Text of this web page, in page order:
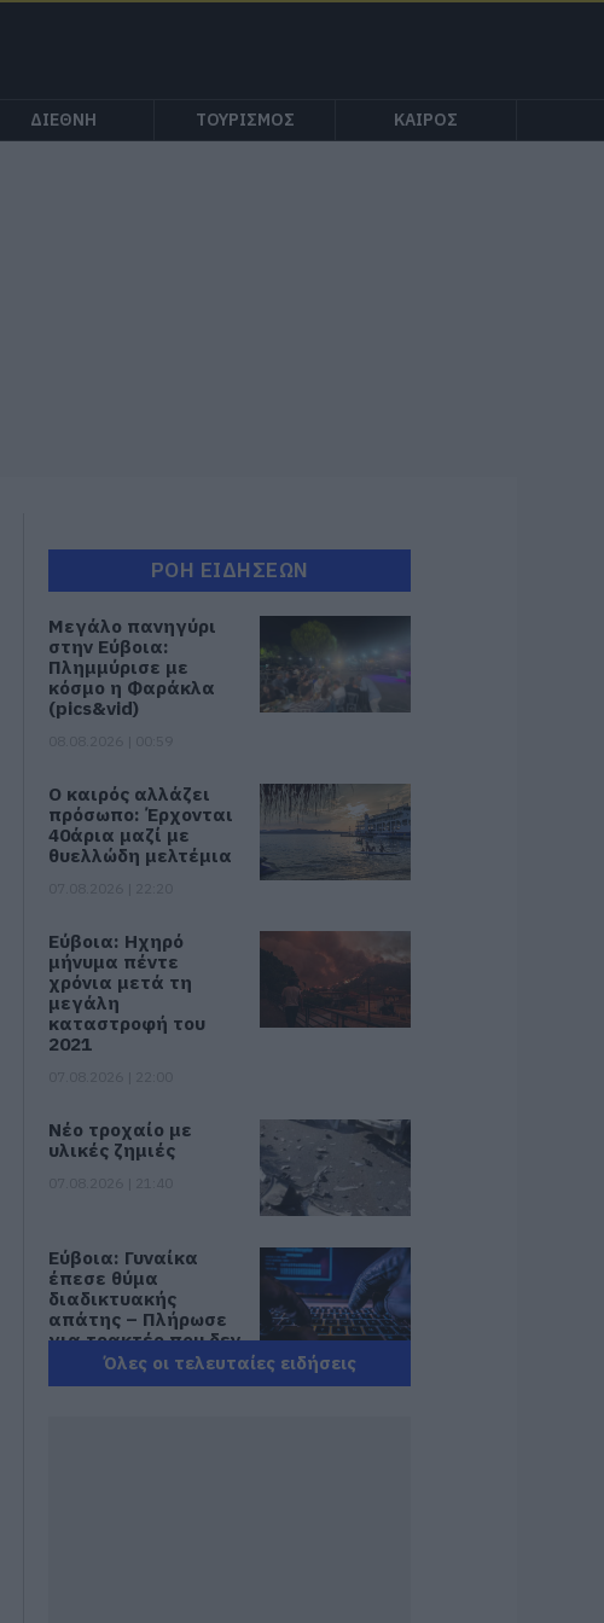
ΔΙΕΘΝΗ ΤΟΥΡΙΣΜΟΣ ΚΑΙΡΟΣ
ΡΟΗ ΕΙΔΗΣΕΩΝ
Μεγάλο πανηγύρι
στην Εύβοια:
Πλημμύρισε με
κόσμο η Φαράκλα
(pics&vid)
Ο καιρός αλλάζει
πρόσωπο: Έρχονται
40άρια μαζί με
θυελλώδη μελτέμια
Εύβοια: Ηχηρό
μήνυμα πέντε
χρόνια μετά τη
μεγάλη
καταστροφή του
2021
Νέο τροχαίο με
υλικές ζημιές
Εύβοια: Γυναίκα
έπεσε θύμα
διαδικτυακής
απάτης – Πλήρωσε
για τρακτέρ που δεν
παρέλαβεΌλες οι τελευταίες ειδήσεις